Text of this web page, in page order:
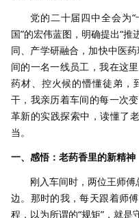
党的二十届四中全会为
国”的宏伟蓝图，明确提出“
同、产学研融合，加快中医
间的一名一线员工，我在这
药材、控火候的懵懂徒弟，
干，我亲历着车间的每一次
革新的实践探索中，读懂了
当。
一、感悟：老药香里的新精神
刚入车间时，两位王师
边。那时的我，每天跟着师
程，以为所谓的“规矩”，就